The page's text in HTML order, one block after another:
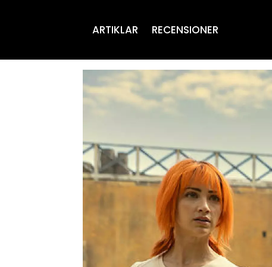
ARTIKLAR RECENSIONER